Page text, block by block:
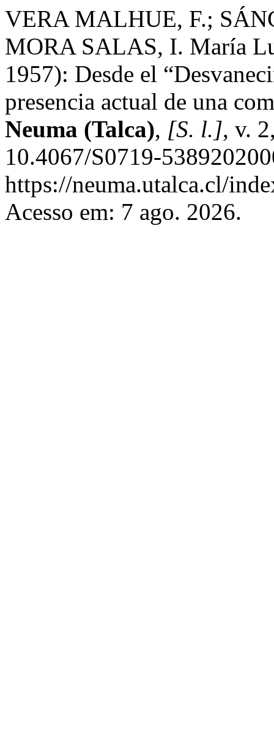
VERA MALHUE, F.;
MORA SALAS, I. María
1957): Desde el
presencia actual de una
Neuma (Talca), [S. l.], v.
10.4067/S0719-
https://neuma.utalca.cl/
Acesso em: 7 ago. 2026.